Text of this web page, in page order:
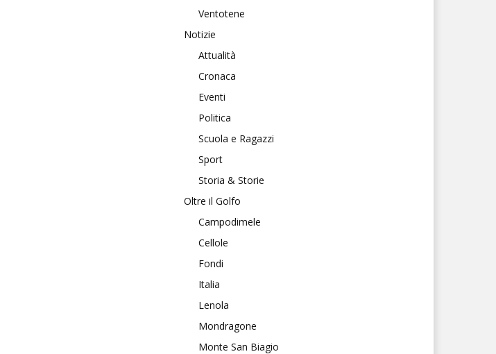
Ventotene
Notizie
Attualità
Cronaca
Eventi
Politica
Scuola e Ragazzi
Sport
Storia & Storie
Oltre il Golfo
Campodimele
Cellole
Fondi
Italia
Lenola
Mondragone
Monte San Biagio